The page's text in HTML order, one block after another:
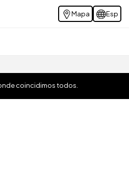
Mapa Esp
coincidimos todos.